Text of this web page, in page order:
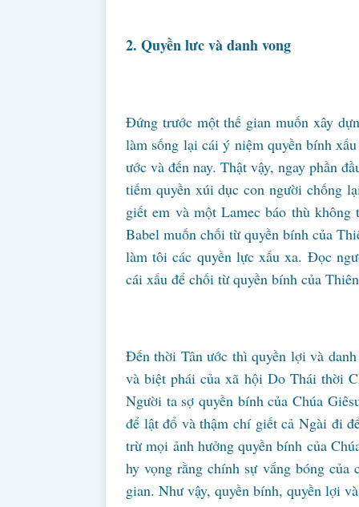
2. Quyền lưc và danh vong
Đứng trước một thế gian muốn xây
làm sống lại cái ý niệm quyền bính
ước và đến nay. Thật vậy, ngay phần
tiếm quyền xúi dục con người chống
giết em và một Lamec báo thù
Babel muốn chối từ quyền bính của
làm tôi các quyền lực xấu xa. Đọc
cái xấu để chối từ quyền bính của
Đến thời Tân ước thì quyền lợi và
và biệt phái của xã hội Do Thái thời
Người ta sợ quyền bính của Chúa
để lật đổ và thậm chí giết cả Ngài đi
trừ mọi ảnh hưởng quyền bính của
hy vọng rằng chính sự vắng bóng của
gian. Như vậy, quyền bính, quyền lợi